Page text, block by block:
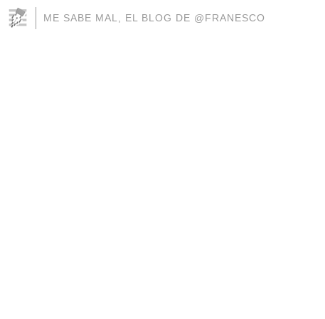
ME SABE MAL, EL BLOG DE @FRANESCO